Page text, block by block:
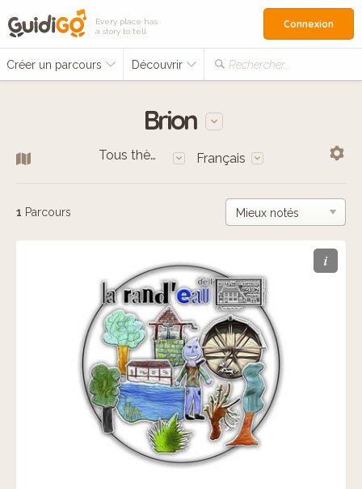
Every place has
a story to tell
Créer un parcours Découvrir Rechercher…
Connexion
Brion
Tous thèmes Français
1 Parcours
i